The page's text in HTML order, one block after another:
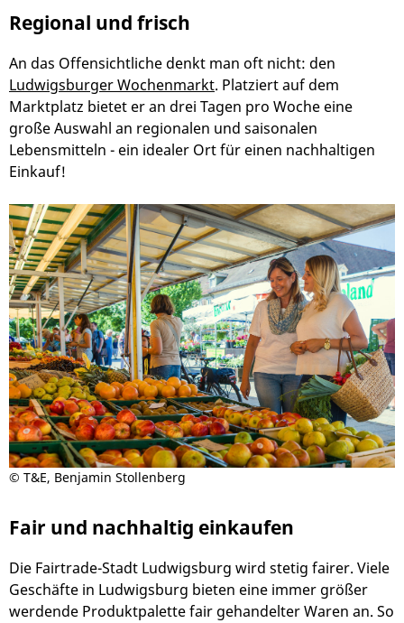
Regional und frisch
An das Offensichtliche denkt man oft nicht: den
Ludwigsburger Wochenmarkt. Platziert auf dem
Marktplatz bietet er an drei Tagen pro Woche eine
große Auswahl an regionalen und saisonalen
Lebensmitteln - ein idealer Ort für einen nachhaltigen
Einkauf!
© T&E, Benjamin Stollenberg
Fair und nachhaltig einkaufen
Die Fairtrade-Stadt Ludwigsburg wird stetig fairer. Viele
Geschäfte in Ludwigsburg bieten eine immer größer
werdende Produktpalette fair gehandelter Waren an. So